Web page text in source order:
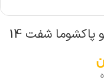
شفت 14